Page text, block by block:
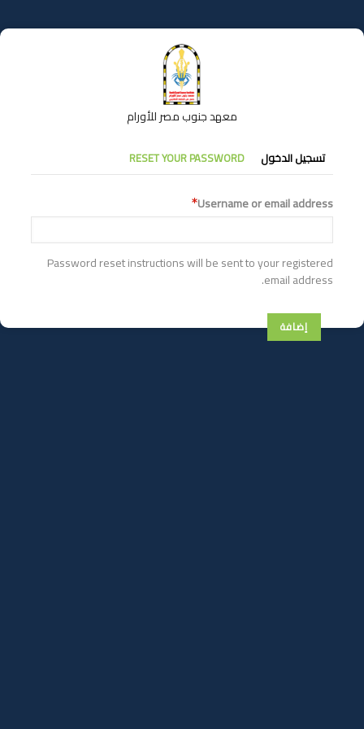
إلى
المحتوى
معهد جنوب مصر للأورام
التبويبات
الأساسية
تسجيل الدخول RESET YOUR PASSWORD
Username or email address
Password reset instructions will be sent to your registered
email address.